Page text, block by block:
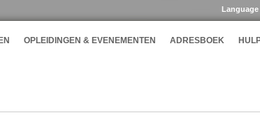
Language
OPLEIDINGEN & EVENEMENTEN ADRESBOEK